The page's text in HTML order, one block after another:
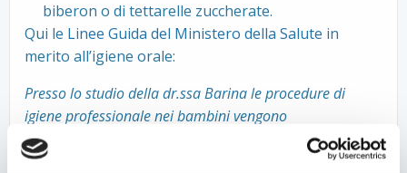
biberon o di tettarelle zuccherate.
Qui le Linee Guida del Ministero della Salute in
merito all’igiene orale:
Presso lo studio della dr.ssa Barina le procedure di
igiene professionale nei bambini vengono
accompagnate da spiegazioni su come
prendersi cura
dei propri denti
anche a casa. Viene chiesto di portare